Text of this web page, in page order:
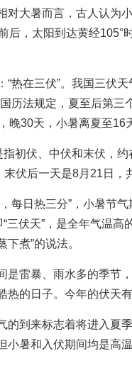
大暑而言，古人认为小
后，太阳到达黄经105°
在三伏”。我国三伏天
历法规定，夏至后第
晚30天，小暑离夏至16
初伏、中伏和末伏，约
伏后一天是8月21日，
日热三分”，小暑节气
“三伏天”，是全年气温
下煮”的说法。
雷暴、雨水多的季节，
热的日子。今年的伏天
到来标志着将进入夏季
小暑和入伏期间均是高